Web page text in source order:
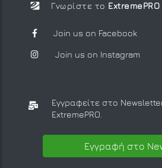
Γνωρίστε το ExtremePRO
Join us on Facebook
Join us on Instagram
Εγγραφείτε στο
ExtremePRO.
Εγγραφή στο